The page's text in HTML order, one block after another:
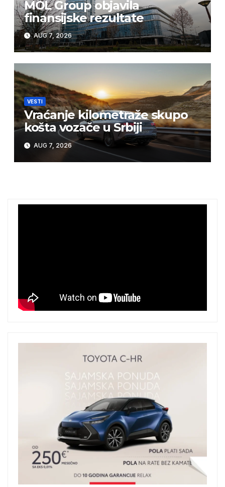
MOL Group objavila
finansijske rezultate
AUG 7, 2026
VESTI
Vraćanje kilometraže skupo
košta vozače u Srbiji
AUG 7, 2026